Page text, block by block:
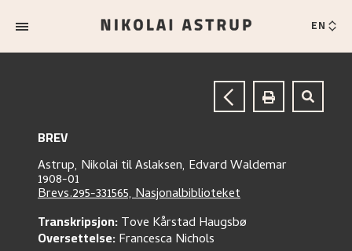
EN
BREV
Astrup, Nikolai tilAslaksen, Edvard Waldemar
1908-01
Brevs.295-331565, Nasjonalbiblioteket
Transkripsjon:Tove Kårstad Haugsbø
Oversettelse:Francesca Nichols